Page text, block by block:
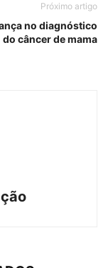
Próximo artigo
no diagnóstico
do câncer de mama